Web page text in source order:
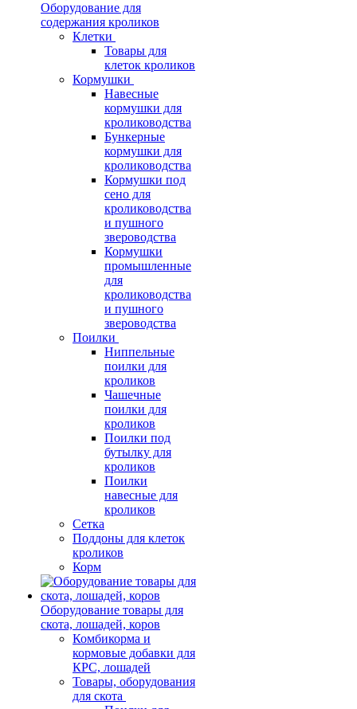
Оборудование для
содержания кроликов
Клетки
Товары для
клеток кроликов
Кормушки
Навесные
кормушки для
кролиководства
Бункерные
кормушки для
кролиководства
Кормушки под
сено для
кролиководства
и пушного
звероводства
Кормушки
промышленные
для
кролиководства
и пушного
звероводства
Поилки
Ниппельные
поилки для
кроликов
Чашечные
поилки для
кроликов
Поилки под
бутылку для
кроликов
Поилки
навесные для
кроликов
Сетка
Поддоны для клеток
кроликов
Корм
Оборудование товары для
скота, лошадей, коров
Комбикорма и
кормовые добавки для
КРС, лошадей
Товары, оборудования
для скота